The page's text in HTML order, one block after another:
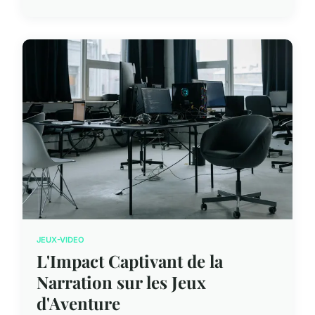
JEUX-VIDEO
L'Impact Captivant de la
Narration sur les Jeux
d'Aventure